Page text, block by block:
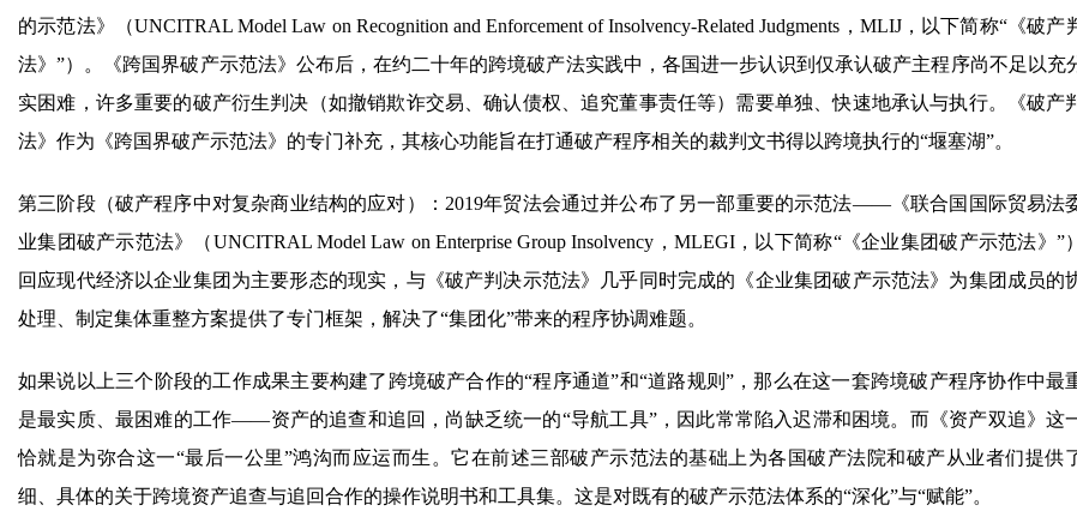
的示范法》（UNCITRAL Model Law on Recognition and Enforcement of Insolvency-Related Judgments，MLIJ，以下简称“《破产
法》”）。《跨国界破产示范法》公布后，在约二十年的跨境破产法实践中，各国进一步认识到仅承认破产主程序尚不足以充
实困难，许多重要的破产衍生判决（如撤销欺诈交易、确认债权、追究董事责任等）需要单独、快速地承认与执行。《破产
法》作为《跨国界破产示范法》的专门补充，其核心功能旨在打通破产程序相关的裁判文书得以跨境执行的“堰塞湖”。
第三阶段（破产程序中对复杂商业结构的应对）：2019年贸法会通过并公布了另一部重要的示范法——《联合国国际贸易法
业集团破产示范法》（UNCITRAL Model Law on Enterprise Group Insolvency，MLEGI，以下简称“《企业集团破产示范法》”
回应现代经济以企业集团为主要形态的现实，与《破产判决示范法》几乎同时完成的《企业集团破产示范法》为集团成员的
处理、制定集体重整方案提供了专门框架，解决了“集团化”带来的程序协调难题。
如果说以上三个阶段的工作成果主要构建了跨境破产合作的“程序通道”和“道路规则”，那么在这一套跨境破产程序协作中最
是最实质、最困难的工作——资产的追查和追回，尚缺乏统一的“导航工具”，因此常常陷入迟滞和困境。而《资产双追》这
恰就是为弥合这一“最后一公里”鸿沟而应运而生。它在前述三部破产示范法的基础上为各国破产法院和破产从业者们提供
细、具体的关于跨境资产追查与追回合作的操作说明书和工具集。这是对既有的破产示范法体系的“深化”与“赋能”。